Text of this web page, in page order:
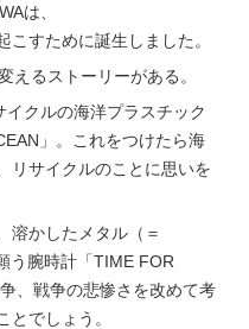
は、
すために誕生しました。
えるストーリーがある。
クルの海洋プラスチック
」。これをつけたら海
リサイクルのことに思いを
溶かしたメタル（＝
う腕時計「TIME FOR
、戦争の悲惨さを改めて考
とでしょう。